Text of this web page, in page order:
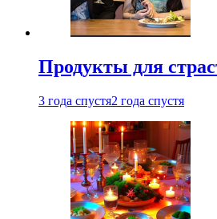
Продукты для
3 года спустя2 года спустя